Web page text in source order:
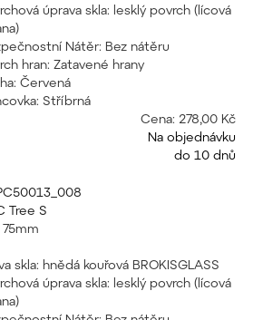
úprava skla: lesklý povrch (lícová
Nátěr: Bez nátěru
hran: Zatavené hrany
Červená
Stříbrná
Cena: 278,00 Kč
Na objednávku
do 10 dnů
Tree S
75mm
skla: hnědá kouřová BROKISGLASS
úprava skla: lesklý povrch (lícová